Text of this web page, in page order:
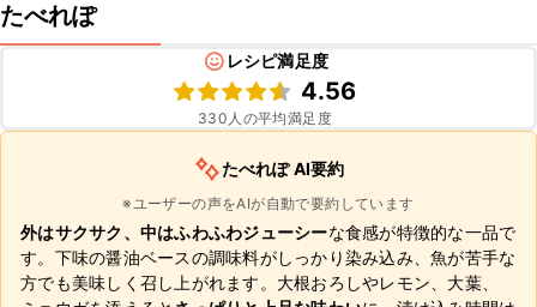
たべれぽ
レシピ満足度
4.56
330 人の平均満足度
たべれぽ AI要約
※ユーザーの声をAIが自動で要約しています
外はサクサク、中はふわふわジューシーな食感が特徴的な一品で
す。下味の醤油ベースの調味料がしっかり染み込み、魚が苦手な
方でも美味しく召し上がれます。大根おろしやレモン、大葉、